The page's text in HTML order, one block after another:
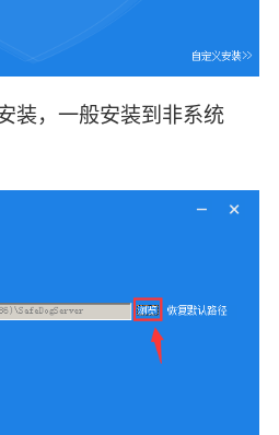
装，一般安装到非系统